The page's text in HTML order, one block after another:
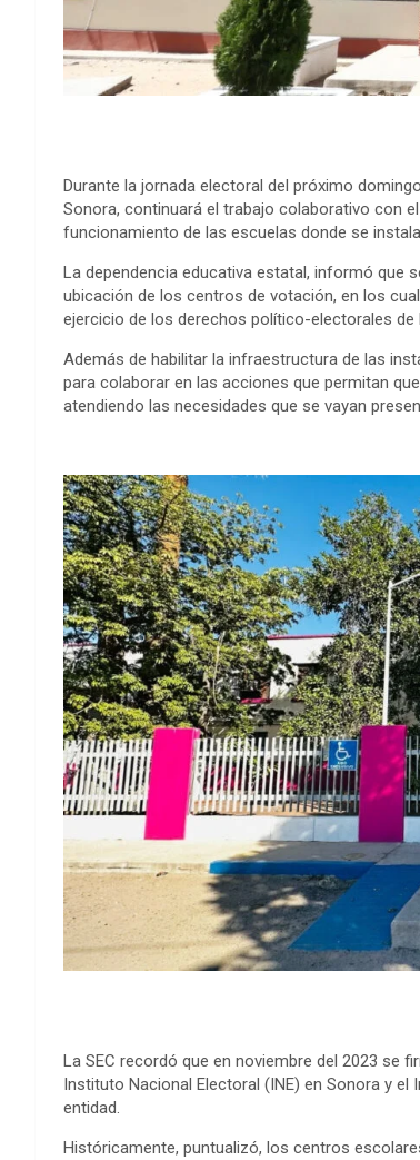
Durante la jornada electoral del próximo
Sonora, continuará el trabajo colaborativo con
funcionamiento de las escuelas donde se
La dependencia educativa estatal, informó que
ubicación de los centros de votación, en los
ejercicio de los derechos político-electorales de
Además de habilitar la infraestructura de las
para colaborar en las acciones que permitan
atendiendo las necesidades que se vayan
La SEC recordó que en noviembre del 2023 se
Instituto Nacional Electoral (INE) en Sonora y el
entidad.
Históricamente, puntualizó, los centros